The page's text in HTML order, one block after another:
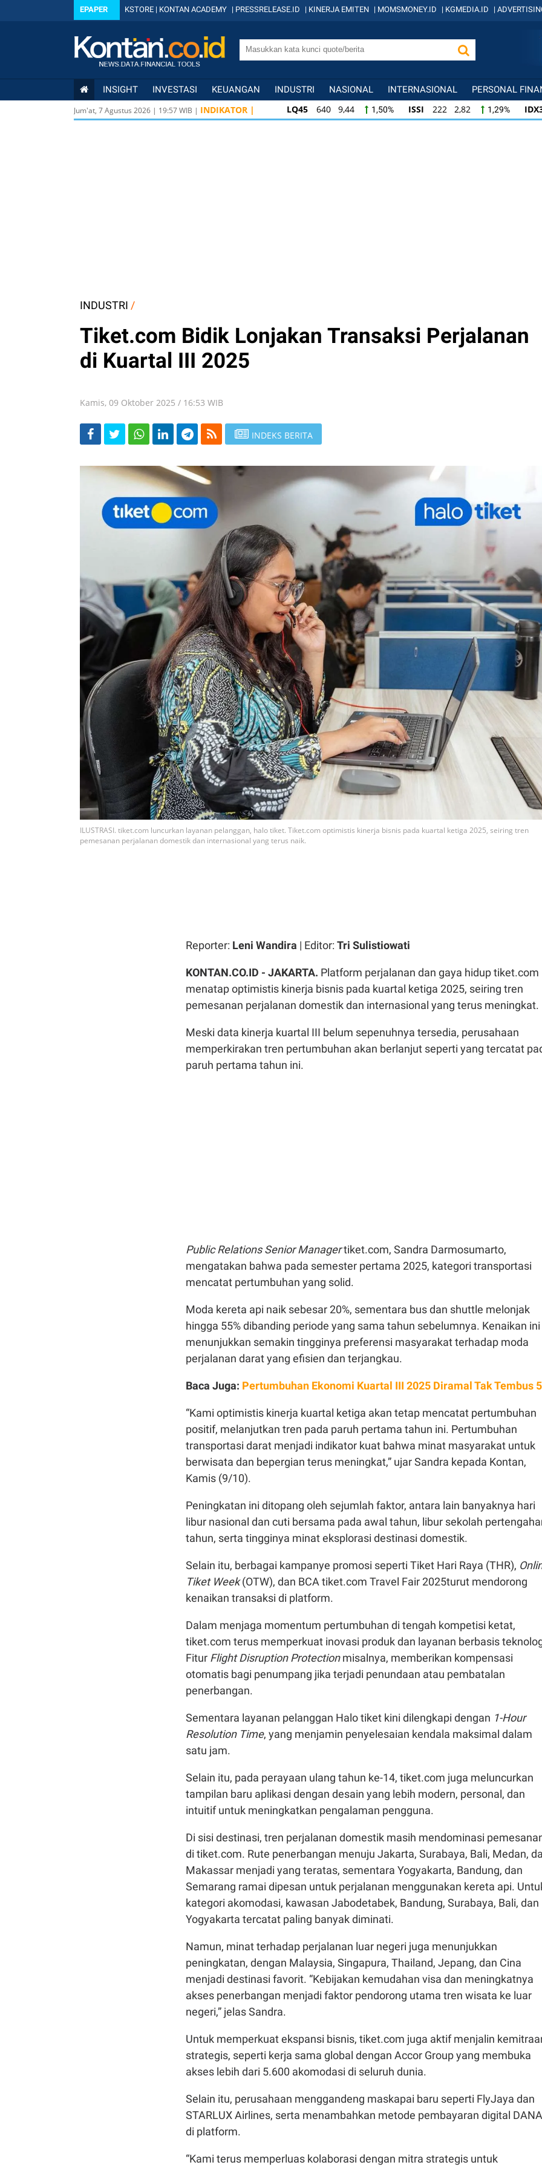
EPAPER KSTORE | KONTAN ACADEMY | PRESSRELEASE.ID | KINERJA EMITEN | MOMSMONEY.ID | KGMEDIA.ID |
INSIGHT INVESTASI KEUANGAN INDUSTRI NASIONAL INTERNASIONAL PERSONAL
Jum'at, 7 Agustus 2026 | 19:57WIB | INDIKATOR | LQ45 640 9,44 1,50% ISSI 222 2,82 1,29%
ISSI
222 2,82 1,29% IDX30 359 5,14 1,45%
INDUSTRI /
Tiket.com Bidik Lonjakan Transaksi Perjalanan
di Kuartal III 2025
Kamis, 09 Oktober 2025 / 16:53 WIB
INDEKS BERITA
ILUSTRASI. tiket.com luncurkan layanan pelanggan, halo tiket. Tiket.com optimistis kinerja bisnis pada kuartal ketiga 2025, seiring tren
pemesanan perjalanan domestik dan internasional yang terus naik.
Reporter: Leni Wandira | Editor: Tri Sulistiowati
KONTAN.CO.ID - JAKARTA. Platform perjalanan dan gaya hidup tiket.com
menatap optimistis kinerja bisnis pada kuartal ketiga 2025, seiring tren
pemesanan perjalanan domestik dan internasional yang terus meningkat.
Meski data kinerja kuartal III belum sepenuhnya tersedia, perusahaan
memperkirakan tren pertumbuhan akan berlanjut seperti yang tercatat
paruh pertama tahun ini.
Public Relations Senior Managertiket.com, Sandra Darmosumarto,
mengatakan bahwa pada semester pertama 2025, kategori transportasi
mencatat pertumbuhan yang solid.
Moda kereta api naik sebesar 20%, sementara bus dan shuttle melonjak
hingga 55% dibanding periode yang sama tahun sebelumnya. Kenaikan ini
menunjukkan semakin tingginya preferensi masyarakat terhadap moda
perjalanan darat yang efisien dan terjangkau.
Baca Juga: Pertumbuhan Ekonomi Kuartal III 2025 Diramal Tak Tembus
“Kami optimistis kinerja kuartal ketiga akan tetap mencatat pertumbuhan
positif, melanjutkan tren pada paruh pertama tahun ini. Pertumbuhan
transportasi darat menjadi indikator kuat bahwa minat masyarakat untuk
berwisata dan bepergian terus meningkat,” ujar Sandra kepada Kontan,
Kamis (9/10).
Peningkatan ini ditopang oleh sejumlah faktor, antara lain banyaknya hari
libur nasional dan cuti bersama pada awal tahun, libur sekolah
tahun, serta tingginya minat eksplorasi destinasi domestik.
Selain itu, berbagai kampanye promosi seperti Tiket Hari Raya (THR),
Tiket Week(OTW), dan BCA tiket.com Travel Fair 2025turut mendorong
kenaikan transaksi di platform.
Dalam menjaga momentum pertumbuhan di tengah kompetisi ketat,
tiket.com terus memperkuat inovasi produk dan layanan berbasis
Fitur Flight Disruption Protectionmisalnya, memberikan kompensasi
otomatis bagi penumpang jika terjadi penundaan atau pembatalan
penerbangan.
Sementara layanan pelanggan Halo tiket kini dilengkapi dengan 1-Hour
Resolution Time, yang menjamin penyelesaian kendala maksimal dalam
satu jam.
Selain itu, pada perayaan ulang tahun ke-14, tiket.com juga meluncurkan
tampilan baru aplikasi dengan desain yang lebih modern, personal, dan
intuitif untuk meningkatkan pengalaman pengguna.
Di sisi destinasi, tren perjalanan domestik masih mendominasi
di tiket.com. Rute penerbangan menuju Jakarta, Surabaya, Bali, Medan,
Makassar menjadi yang teratas, sementara Yogyakarta, Bandung, dan
Semarang ramai dipesan untuk perjalanan menggunakan kereta api.
kategori akomodasi, kawasan Jabodetabek, Bandung, Surabaya, Bali, dan
Yogyakarta tercatat paling banyak diminati.
Namun, minat terhadap perjalanan luar negeri juga menunjukkan
peningkatan, dengan Malaysia, Singapura, Thailand, Jepang, dan Cina
menjadi destinasi favorit. “Kebijakan kemudahan visa dan meningkatnya
akses penerbangan menjadi faktor pendorong utama tren wisata ke luar
negeri,” jelas Sandra.
Untuk memperkuat ekspansi bisnis, tiket.com juga aktif menjalin
strategis, seperti kerja sama global dengan Accor Group yang membuka
akses lebih dari 5.600 akomodasi di seluruh dunia.
Selain itu, perusahaan menggandeng maskapai baru seperti FlyJaya dan
STARLUX Airlines, serta menambahkan metode pembayaran digital DANA
di platform.
“Kami terus memperluas kolaborasi dengan mitra strategis untuk